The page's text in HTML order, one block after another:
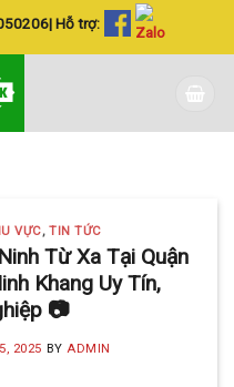
| Hỗ trợ:
CHÁNH
VÀ SIÊU
VỰC,TIN TỨC
Từ Xa Tại Quận
Khang Uy Tín,
📷
2025 BY ADMIN